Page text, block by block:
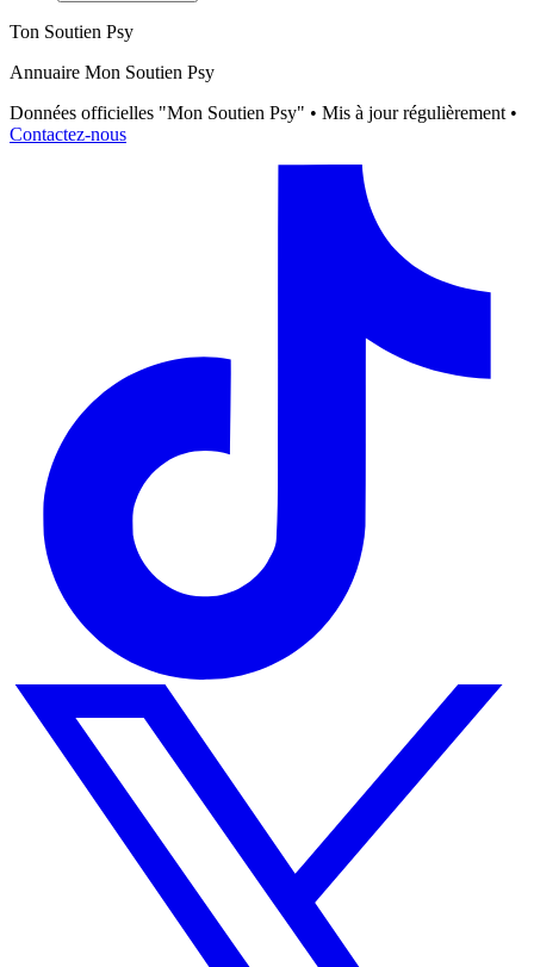
Ton Soutien Psy
Annuaire Mon Soutien Psy
Données officielles "Mon Soutien Psy" • Mis à jour régulièrement •
Contactez-nous